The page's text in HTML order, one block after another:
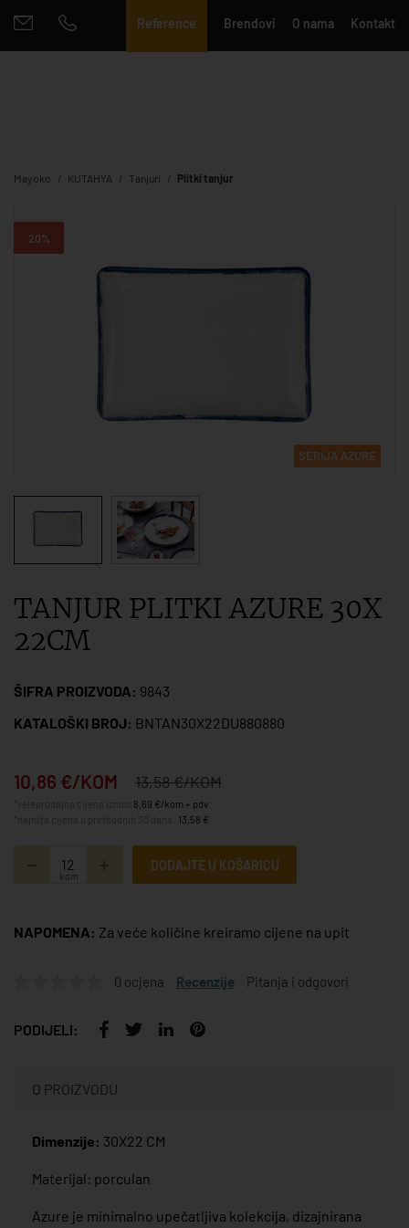
Reference Brendovi O nama Kontakt
Mayoko KUTAHYA Tanjuri Plitki tanjur
20%
SERIJA AZURE
TANJUR PLITKI AZURE 30X
22CM
ŠIFRA PROIZVODA: 9843
KATALOŠKI BROJ: BNTAN30X22DU880880
10,86 €/KOM 13,58 €/KOM
8,69 €/kom + pdv
13,58 €
kom
DODAJTE U KOŠARICU
NAPOMENA: Za veće količine kreiramo cijene na upit
0 ocjena Recenzije Pitanja i odgovori
PODIJELI:
O PROIZVODU
Dimenzije: 30X22 CM
Materijal: porculan
Azure je minimalno upečatljiva kolekcija, dizajnirana